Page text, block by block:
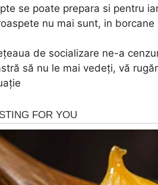
se poate prepara si pentru
nu mai sunt, in
de socializare ne-a
să nu le mai vedeți, vă